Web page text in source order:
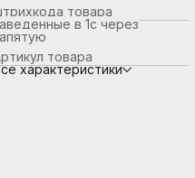
товара
в 1с через
товара
характеристики